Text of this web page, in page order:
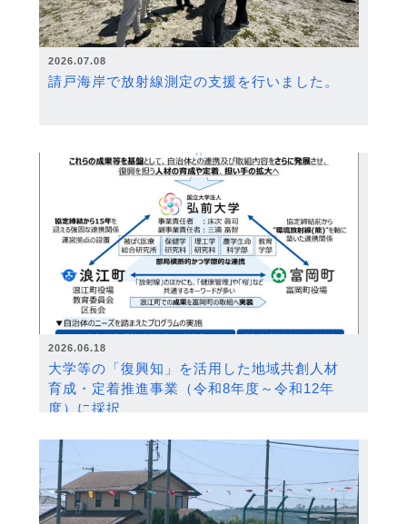
2026.07.08
請戸海岸で放射線測定の支援を行いました。
2026.06.18
大学等の「復興知」を活用した地域共創人材
育成・定着推進事業（令和8年度～令和12年
度）に採択